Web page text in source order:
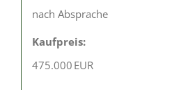
nach Absprache
Kaufpreis:
475.000 EUR